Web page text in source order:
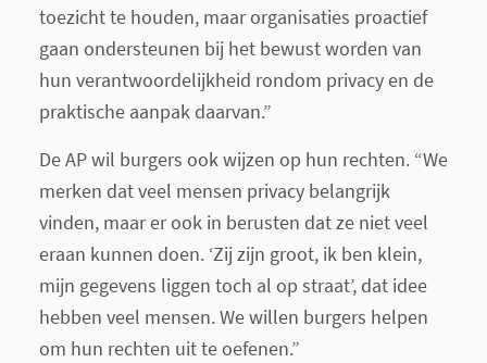
toezicht te houden, maar organisaties proactief
gaan ondersteunen bij het bewust worden van
hun verantwoordelijkheid rondom privacy en de
praktische aanpak daarvan.”
De AP wil burgers ook wijzen op hun rechten. “We
merken dat veel mensen privacy belangrijk
vinden, maar er ook in berusten dat ze niet veel
eraan kunnen doen. ‘Zij zijn groot, ik ben klein,
mijn gegevens liggen toch al op straat’, dat idee
hebben veel mensen. We willen burgers helpen
om hun rechten uit te oefenen.”